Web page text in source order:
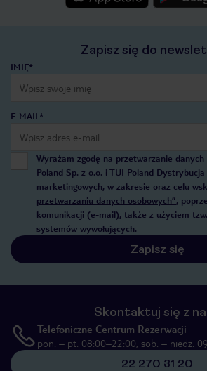
Zapisz się do
IMIĘ*
E-MAIL*
Wyrażam zgodę na przetwarzanie
Poland Sp. z o.o. i TUI Poland
marketingowych, w zakresie oraz celu
przetwarzaniu danych osobowych”,
komunikacji (e-mail), także z użyciem
systemów wywołujących.
Zapisz się
Skontaktuj się z
Telefoniczne Centrum Rezerwacji
pon. – pt. 08:00–22:00, sob. – niedz.
22 270 31 20